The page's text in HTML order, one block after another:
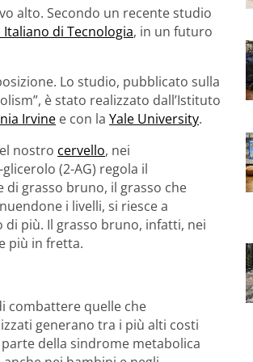
alto. Secondo un recente studio
di Tecnologia, in un futuro
Lo studio, pubblicato sulla
è stato realizzato dall’Istituto
Irvine e con la Yale University.
nostro cervello, nei
(2-AG) regola il
grasso bruno, il grasso che
i livelli, si riesce a
più. Il grasso bruno, infatti, nei
più in fretta.
combattere quelle che
generano tra i più alti costi
della sindrome metabolica